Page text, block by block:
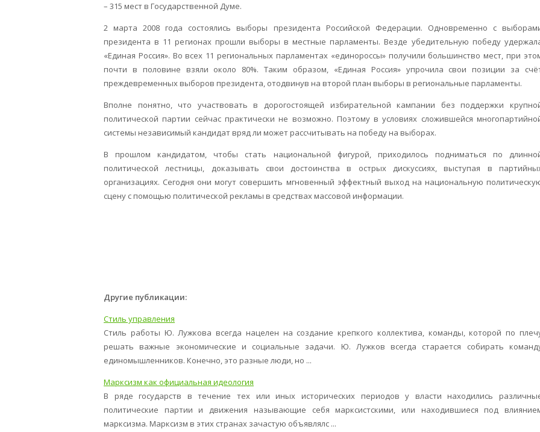
– 315 мест в Государственной Думе.
2 марта 2008 года состоялись выборы президента Российской Федерации. Одновременно с
президента в 11 регионах прошли выборы в местные парламенты. Везде убедительную победу
«Единая Россия». Во всех 11 региональных парламентах «единороссы» получили большинство мест, при
почти в половине взяли около 80%. Таким образом, «Единая Россия» упрочила свои позиции за
преждевременных выборов президента, отодвинув на второй план выборы в региональные парламенты.
Вполне понятно, что участвовать в дорогостоящей избирательной кампании без поддержки
политической партии сейчас практически не возможно. Поэтому в условиях сложившейся
системы независимый кандидат вряд ли может рассчитывать на победу на выборах.
В прошлом кандидатом, чтобы стать национальной фигурой, приходилось подниматься по
политической лестницы, доказывать свои достоинства в острых дискуссиях, выступая в
организациях. Сегодня они могут совершить мгновенный эффектный выход на национальную
сцену с помощью политической рекламы в средствах массовой информации.
Другие публикации:
Стиль управления
Стиль работы Ю. Лужкова всегда нацелен на создание крепкого коллектива, команды, которой по
решать важные экономические и социальные задачи. Ю. Лужков всегда старается собирать
единомышленников. Конечно, это разные люди, но ...
Марксизм как официальная идеология
В ряде государств в течение тех или иных исторических периодов у власти находились
политические партии и движения называющие себя марксистскими, или находившиеся под
марксизма. Марксизм в этих странах зачастую объявлялс ...